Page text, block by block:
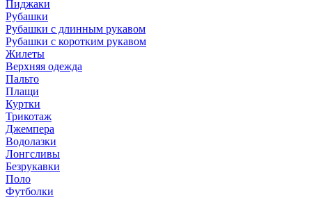
Пиджаки
Рубашки
Рубашки с длинным рукавом
Рубашки с коротким рукавом
Жилеты
Верхняя одежда
Пальто
Плащи
Куртки
Трикотаж
Джемпера
Водолазки
Лонгсливы
Безрукавки
Поло
Футболки